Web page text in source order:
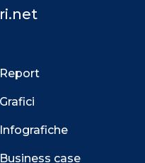
Report
Grafici
Infografiche
Business case